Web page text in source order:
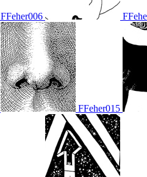
FFeher006
FFeher015